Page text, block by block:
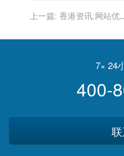
上一篇: 香港资讯:网站优
怎么做的?
7× 24
400-